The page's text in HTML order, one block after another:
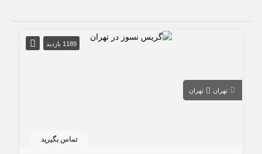
1189 بازدید
تهران تهران
تماس بگیرید